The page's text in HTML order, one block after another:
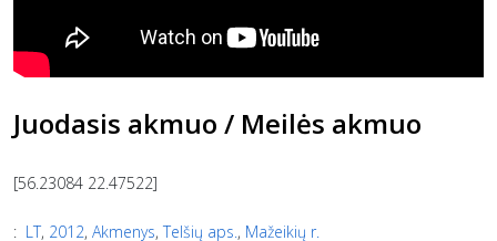
Juodasis akmuo / Meilės akmuo
[56.23084 22.47522]
: LT, 2012, Akmenys, Telšių aps. , Mažeikių r.